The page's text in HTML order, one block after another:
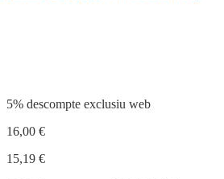
5% descompte exclusiu web
16,00 €
15,19 €